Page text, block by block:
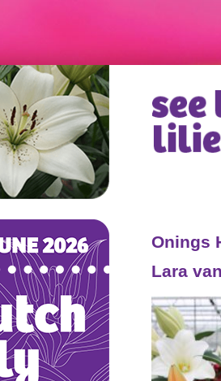
Onings
Lara